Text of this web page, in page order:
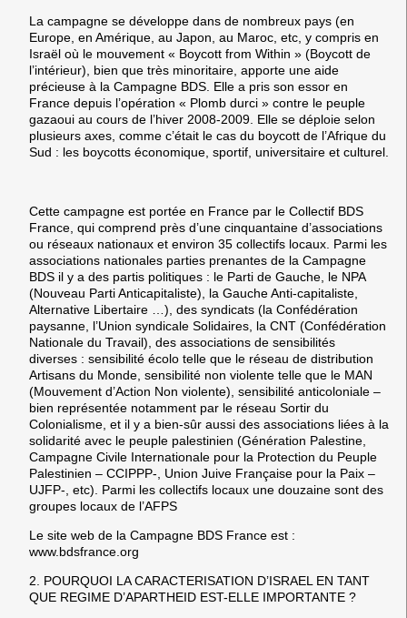
La campagne se développe dans de nombreux pays (en
Europe, en Amérique, au Japon, au Maroc, etc, y compris en
Israël où le mouvement « Boycott from Within » (Boycott de
l’intérieur), bien que très minoritaire, apporte une aide
précieuse à la Campagne BDS. Elle a pris son essor en
France depuis l’opération « Plomb durci » contre le peuple
gazaoui au cours de l’hiver 2008-2009. Elle se déploie selon
plusieurs axes, comme c’était le cas du boycott de l’Afrique du
Sud : les boycotts économique, sportif, universitaire et culturel.
Cette campagne est portée en France par le Collectif BDS
France, qui comprend près d’une cinquantaine d’associations
ou réseaux nationaux et environ 35 collectifs locaux. Parmi les
associations nationales parties prenantes de la Campagne
BDS il y a des partis politiques : le Parti de Gauche, le NPA
(Nouveau Parti Anticapitaliste), la Gauche Anti-capitaliste,
Alternative Libertaire …), des syndicats (la Confédération
paysanne, l’Union syndicale Solidaires, la CNT (Confédération
Nationale du Travail), des associations de sensibilités
diverses : sensibilité écolo telle que le réseau de distribution
Artisans du Monde, sensibilité non violente telle que le MAN
(Mouvement d’Action Non violente), sensibilité anticoloniale –
bien représentée notamment par le réseau Sortir du
Colonialisme, et il y a bien-sûr aussi des associations liées à la
solidarité avec le peuple palestinien (Génération Palestine,
Campagne Civile Internationale pour la Protection du Peuple
Palestinien – CCIPPP-, Union Juive Française pour la Paix –
UJFP-, etc). Parmi les collectifs locaux une douzaine sont des
groupes locaux de l’AFPS
Le site web de la Campagne BDS France est :
www.bdsfrance.org
2. POURQUOI LA CARACTERISATION D’ISRAEL EN TANT
QUE REGIME D’APARTHEID EST-ELLE IMPORTANTE ?